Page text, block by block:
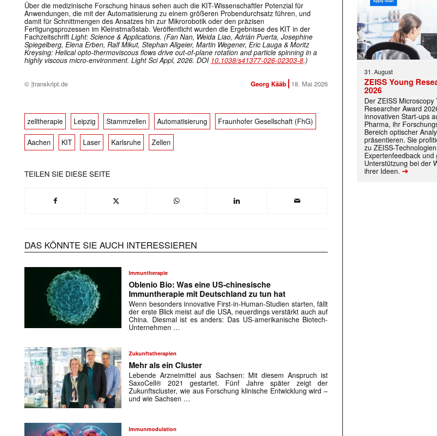
(erforderlich)
Über die medizinische Forschung hinaus sehen auch die KIT-Wissenschaftler Potenzial für
Anwendungen, die mit der Automatisierung zu einem größeren Probendurchsatz führen, und
damit für Schnittmengen des Ansatzes hin zur Mikrorobotik oder den präzisen
Fertigungsprozessen im Kleinstmaßstab. Veröffentlicht wurden die Ergebnisse des KIT in der
Fachzeitschrift Light: Science & Applications. (Fan Nan, Weida Liao, Adrián Puerta, Josephine
Spiegelberg, Elena Erben, Ralf Mikut, Stephan Allgeier, Martin Wegener, Eric Lauga & Moritz
Kreysing: Helical opto-thermoviscous flows drive out-of-plane rotation and particle spinning in a
highly viscous micro-environment. Light Sci Appl, 2026. DOI 10.1038/s41377-026-02303-8.)
© |transkript.de Georg Kääb 18. Mai 2026
zelltherapie Leipzig Stammzellen Automatisierung Fraunhofer Gesellschaft (FhG)
Aachen KIT Laser Karlsruhe Zellen
TEILEN SIE DIESE SEITE
DAS KÖNNTE SIE AUCH INTERESSIEREN
Immuntherapie
Oblenio Bio: Was eine US-chinesische
Immuntherapie mit Deutschland zu tun hat
Wenn besonders innovative First-in-Human-Studien starten, fällt
der erste Blick meist auf die USA, neuerdings verstärkt auch auf
China. Diesmal ist es anders: Das US-amerikanische Biotech-
Unternehmen …
Zukunftstherapien
Mehr als ein Cluster
Lebende Arzneimittel aus Sachsen: Mit ­diesem Anspruch ist
SaxoCell® 2021 gestartet. Fünf Jahre später zeigt der
Zukunftscluster, wie aus Forschung klinische Entwicklung wird –
und wie Sachsen …
Immunmodulation
31. August
ZEISS Young
2026
Der ZEISS Microscopy
Researcher Award
innovativen Start-ups
Pharma, ihr
Bereich optischer
präsentieren. Sie
zu ZEISS-
Expertenfeedback und
Unterstützung bei der
ihrer Ideen. ➔